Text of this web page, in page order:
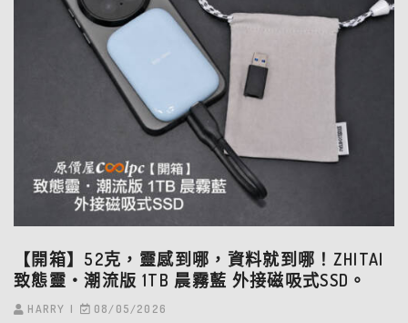
【開箱】52克，靈感到哪，資料就到哪！ZHITAI
致態靈‧潮流版 1TB 晨霧藍 外接磁吸式SSD。
HARRY 08/05/2026